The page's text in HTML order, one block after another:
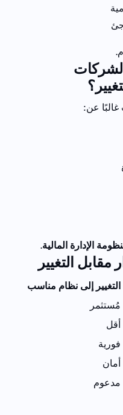
عن:
الإدارة المالية.
التغيير
التغيير إلى نظام مناسب
مُستثمر
أقل
فورية
أمان
مدعوم